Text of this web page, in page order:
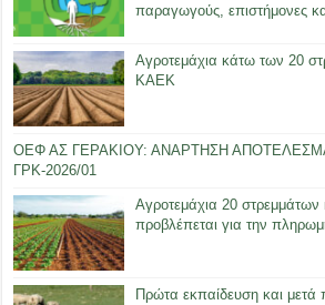
παραγωγούς, επιστήμονες
Αγροτεμάχια κάτω των 20
ΚΑΕΚ
ΟΕΦ ΑΣ ΓΕΡΑΚΙΟΥ: ΑΝΑΡΤΗΣΗ
ΓΡΚ-2026/01
Αγροτεμάχια 20 στρεμμάτων
προβλέπεται για την
Πρώτα εκπαίδευση και μετά